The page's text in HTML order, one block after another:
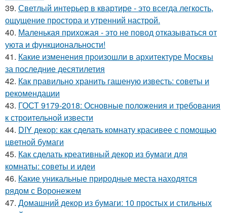
39. Светлый интерьер в квартире - это всегда легкость,
ощущение простора и утренний настрой.
40. Маленькая прихожая - это не повод отказываться от
уюта и функциональности!
41. Какие изменения произошли в архитектуре Москвы
за последние десятилетия
42. Как правильно хранить гашеную известь: советы и
рекомендации
43. ГОСТ 9179-2018: Основные положения и требования
к строительной извести
44. DIY декор: как сделать комнату красивее с помощью
цветной бумаги
45. Как сделать креативный декор из бумаги для
комнаты: советы и идеи
46. Какие уникальные природные места находятся
рядом с Воронежем
47. Домашний декор из бумаги: 10 простых и стильных